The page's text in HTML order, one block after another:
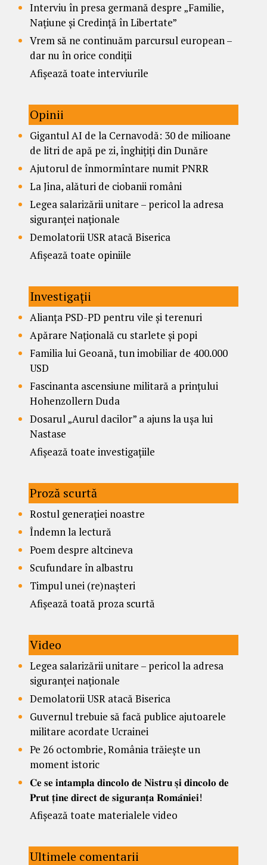
Interviu în presa germană despre „Familie,
Națiune și Credință în Libertate”
Vrem să ne continuăm parcursul european –
dar nu în orice condiții
Afișează toate interviurile
Opinii
Gigantul AI de la Cernavodă: 30 de milioane
de litri de apă pe zi, înghițiți din Dunăre
Ajutorul de înmormîntare numit PNRR
La Jina, alături de ciobanii români
Legea salarizării unitare – pericol la adresa
siguranței naționale
Demolatorii USR atacă Biserica
Afișează toate opiniile
Investigații
Alianța PSD-PD pentru vile și terenuri
Apărare Națională cu starlete și popi
Familia lui Geoană, tun imobiliar de 400.000
USD
Fascinanta ascensiune militară a prințului
Hohenzollern Duda
Dosarul „Aurul dacilor” a ajuns la ușa lui
Nastase
Afișează toate investigațiile
Proză scurtă
Rostul generației noastre
Îndemn la lectură
Poem despre altcineva
Scufundare în albastru
Timpul unei (re)nașteri
Afișează toată proza scurtă
Video
Legea salarizării unitare – pericol la adresa
siguranței naționale
Demolatorii USR atacă Biserica
Guvernul trebuie să facă publice ajutoarele
militare acordate Ucrainei
Pe 26 octombrie, România trăiește un
moment istoric
𝐂𝐞 𝐬𝐞 𝐢𝐧𝐭𝐚𝐦𝐩𝐥𝐚 𝐝𝐢𝐧𝐜𝐨𝐥𝐨 𝐝𝐞 𝐍𝐢𝐬𝐭𝐫𝐮 𝐬̦𝐢 𝐝𝐢𝐧𝐜𝐨𝐥𝐨 𝐝𝐞
𝐏𝐫𝐮𝐭 𝐭̦𝐢𝐧𝐞 𝐝𝐢𝐫𝐞𝐜𝐭 𝐝𝐞 𝐬𝐢𝐠𝐮𝐫𝐚𝐧𝐭̦𝐚 𝐑𝐨𝐦𝐚̂𝐧𝐢𝐞𝐢!
Afișează toate materialele video
Ultimele comentarii